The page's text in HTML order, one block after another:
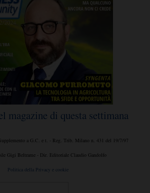
magazine di questa settimana
a G.C. e t. - Reg. Trib. Milano n. 431 del 19/7/97
Gigi Beltrame - Dir. Editoriale Claudio Gandolfo
Politica della Privacy e cookie